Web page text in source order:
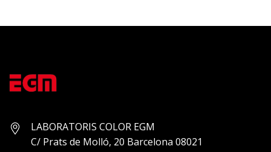
LABORATORIS COLOR EGM
C/ Prats de Molló, 20 Barcelona 08021